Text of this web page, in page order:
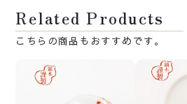
Related Products